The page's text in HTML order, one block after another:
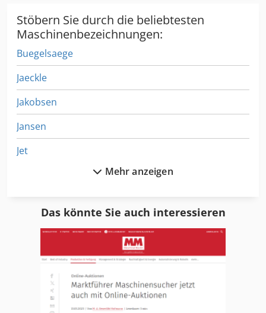
Spindelmotorleistung: 7,5 kW Max. Spindeldrehzahl: 1800
min⁻¹ Reitstock: Ja
Stöbern Sie durch die beliebtesten
Maschinenbezeichnungen:
Buegelsaege
Jaeckle
Jakobsen
Jansen
Jet
Jet Hobelmaschine
Jet Jssg 10
Jet Jtss 1700
Mehr anzeigen
Das könnte Sie auch interessieren